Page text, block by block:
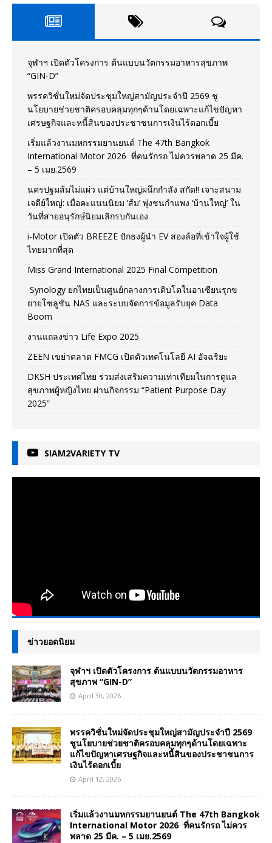
จุฬาฯ เปิดตัวโครงการ ต้นแบบนวัตกรรมอาหารสุขภาพ
“GIN-D”
พรรควิชั่นใหม่จัดประชุมใหญ่สามัญประจำปี 2569 ชู
นโยบายช่วยชาติครอบคลุมทุกๆด้านโดยเฉพาะแก้ไขปัญหา
เศรษฐกิจและหนี้สินของประชาชนการเงินไร้ดอกเบี้ย
เริ่มแล้วงานมหกรรมยานยนต์ The 47th Bangkok
International Motor 2026 ที่คนรักรถ ไม่ควรพลาด 25 มีค.
– 5 เมย.2569
นครปฐมส้มไม่แผ่ว แต่บ้านใหญ่ผนึกกำลัง สกัด!! เจาะสนาม
เจดีย์ใหญ่: เมื่อคะแนนนิยม ‘ส้ม’ พุ่งชนกำแพง ‘บ้านใหญ่’ ใน
วันที่สายอนุรักษ์นิยมเลิกรบกันเอง
i-Motor เปิดตัว BREEZE ปักธงผู้นำ EV สองล้อที่เข้าใจผู้ใช้
ไทยมากที่สุด
Miss Grand International 2025 Final Competition
Synology ยกไทยเป็นศูนย์กลางการเติบโตในอาเซียนรุกข
ยายโซลูชัน NAS และระบบจัดการข้อมูลรับยุค Data
Boom
งานแถลงข่าว Life Expo 2025
ZEEN เขย่าตลาด FMCG เปิดตัวเทคโนโลยี AI อัจฉริยะ
DKSH ประเทศไทย ร่วมส่งเสริมความเท่าเทียมในการดูแล
สุขภาพผู้หญิงไทย ผ่านกิจกรรม “Patient Purpose Day
2025”
SIAM2VARIETY TV
ข่าวยอดนิยม
จุฬาฯ เปิดตัวโครงการ ต้นแบบนวัตกรรมอาหาร
สุขภาพ “GIN-D”
April 30, 2026
พรรควิชั่นใหม่จัดประชุมใหญ่สามัญประจำปี 2569
ชูนโยบายช่วยชาติครอบคลุมทุกๆด้านโดยเฉพาะ
แก้ไขปัญหาเศรษฐกิจและหนี้สินของประชาชนการ
เงินไร้ดอกเบี้ย
April 12, 2026
เริ่มแล้วงานมหกรรมยานยนต์ The 47th Bangkok
International Motor 2026 ที่คนรักรถ ไม่ควร
พลาด 25 มีค. – 5 เมย.2569